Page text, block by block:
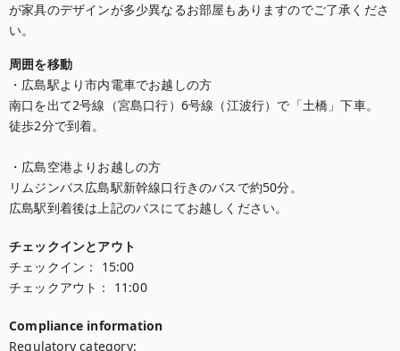
が家具のデザインが多少異なるお部屋もありますのでご了承くださ
い。
周囲を移動
・広島駅より市内電車でお越しの方
南口を出て2号線（宮島口行）6号線（江波行）で「土橋」下車。
徒歩2分で到着。
・広島空港よりお越しの方
リムジンバス広島駅新幹線口行きのバスで約50分。
広島駅到着後は上記のバスにてお越しください。
チェックインとアウト
チェックイン：
15:00
チェックアウト：
11:00
Compliance information
Regulatory category: